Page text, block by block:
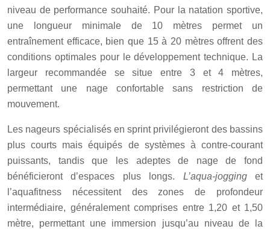
niveau de performance souhaité. Pour la natation sportive,
une longueur minimale de 10 mètres permet un
entraînement efficace, bien que 15 à 20 mètres offrent des
conditions optimales pour le développement technique. La
largeur recommandée se situe entre 3 et 4 mètres,
permettant une nage confortable sans restriction de
mouvement.
Les nageurs spécialisés en sprint privilégieront des bassins
plus courts mais équipés de systèmes à contre-courant
puissants, tandis que les adeptes de nage de fond
bénéficieront d’espaces plus longs. L’aqua-jogginget
l’aquafitness nécessitent des zones de profondeur
intermédiaire, généralement comprises entre 1,20 et 1,50
mètre, permettant une immersion jusqu’au niveau de la